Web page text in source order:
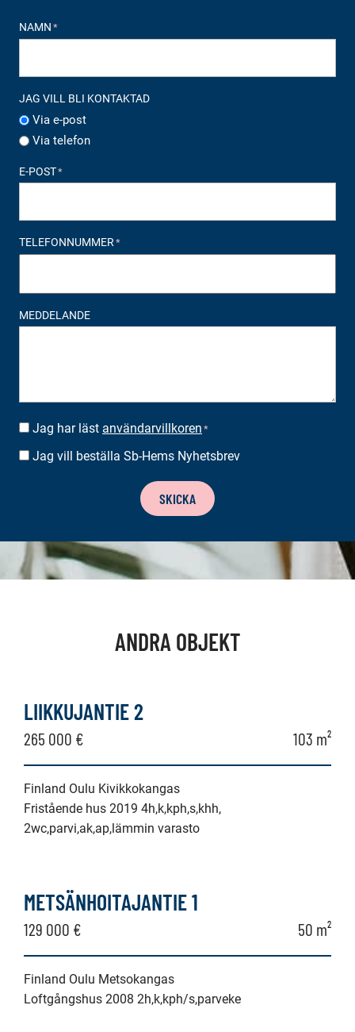
NAMN *
JAG VILL BLI KONTAKTAD
Via e-post
Via telefon
E-POST*
TELEFONNUMMER*
MEDDELANDE
SUOSTUMUS *
Jag har läst användarvillkoren *
BESTÄLLA
Jag vill beställa Sb-Hems Nyhetsbrev
SKICKA
ANDRA OBJEKT
LIIKKUJANTIE 2
265 000 € 103 m²
Finland Oulu Kivikkokangas
Fristående hus 2019 4h,k,kph,s,khh,
2wc,parvi,ak,ap,lämmin varasto
METSÄNHOITAJANTIE 1
129 000 € 50 m²
Finland Oulu Metsokangas
Loftgångshus 2008 2h,k,kph/s,parveke